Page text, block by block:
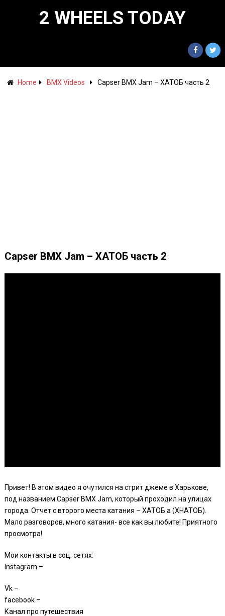
2 WHEELS TODAY
Home BMX Videos Capser BMX Jam – ХАТОБ часть 2
Capser BMX Jam – ХАТОБ часть 2
Привет! В этом видео я очутился на стрит джеме в Харькове,
под названием Capser BMX Jam, который проходил на улицах
города. Отчет с второго места катания – ХАТОБ а (ХНАТОБ).
Мало разговоров, много катания- все как вы любите! Приятного
просмотра!
Мои контакты в соц. сетях:
Instagram –
Vk –
facebook –
Канал про путешествия